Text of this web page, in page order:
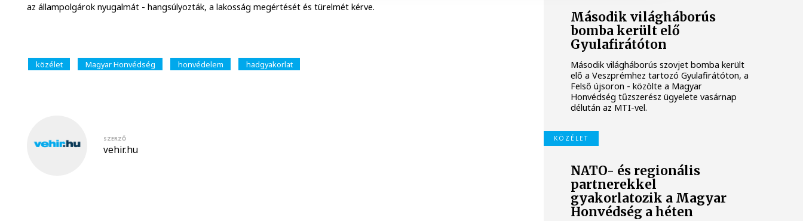
az állampolgárok nyugalmát - hangsúlyozták, a lakosság megértését és türelmét kérve.
közélet Magyar Honvédség honvédelem hadgyakorlat
SZERZŐ
vehir.hu
Második világháborús
bomba került elő
Gyulafirátóton
Második világháborús szovjet bomba került
elő a Veszprémhez tartozó Gyulafirátóton, a
Felső újsoron - közölte a Magyar
Honvédség tűzszerész ügyelete vasárnap
délután az MTI-vel.
KÖZÉLET
NATO- és regionális
partnerekkel
gyakorlatozik a Magyar
Honvédség a héten